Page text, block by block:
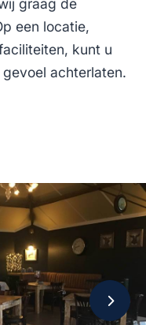
graag de
een locatie,
kunt u
achterlaten.